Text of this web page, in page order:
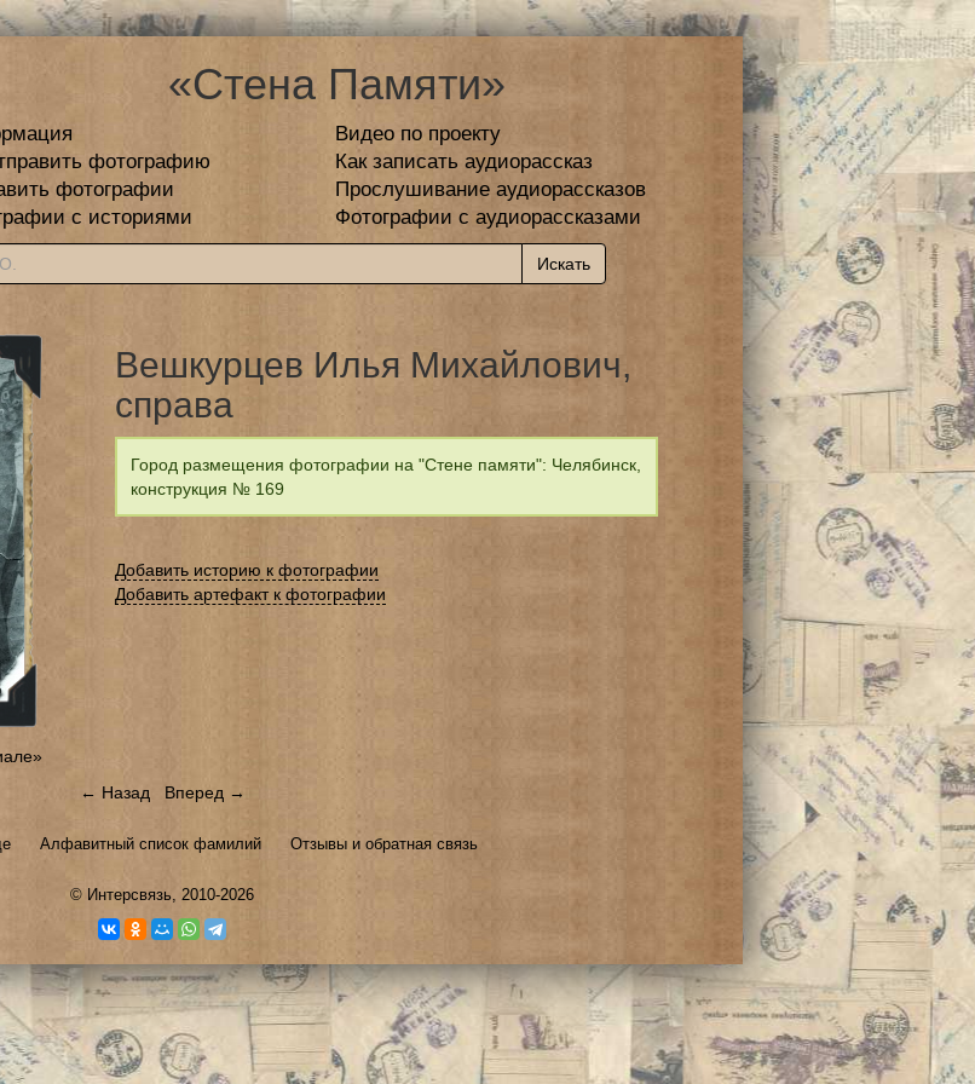
«Стена Памяти»
Видео по проекту
фотографию
Как записать аудиорассказ
фотографии
Прослушивание аудиорассказов
с историями
Фотографии с аудиорассказами
Вешкурцев Илья Михайлович,
справа
Город размещения фотографии на "Стене памяти": Челябинск,
конструкция № 169
Добавить историю к фотографии
Добавить артефакт к фотографии
← Назад Вперед →
Алфавитный список фамилий Отзывы и обратная связь
© Интерсвязь, 2010-2026